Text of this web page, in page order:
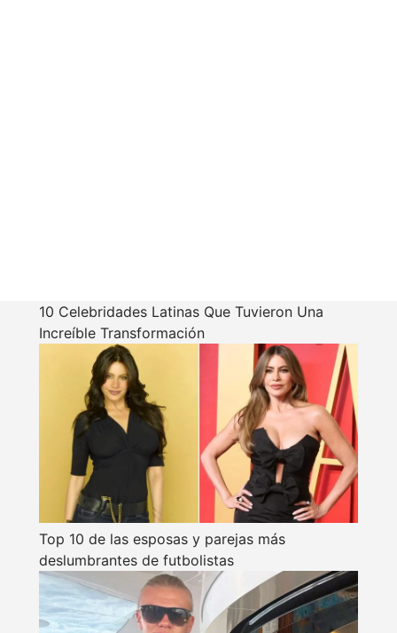
10 Celebridades Latinas Que Tuvieron Una
Increíble Transformación
Top 10 de las esposas y parejas más
deslumbrantes de futbolistas